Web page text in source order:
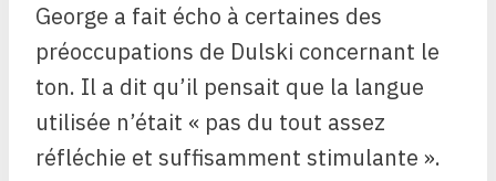
George a fait écho à certaines des
préoccupations de Dulski concernant le
ton. Il a dit qu’il pensait que la langue
utilisée n’était « pas du tout assez
réfléchie et suffisamment stimulante ».